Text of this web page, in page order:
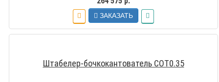
ЗАКАЗАТЬ
Штабелер-бочкокантователь COT0.35